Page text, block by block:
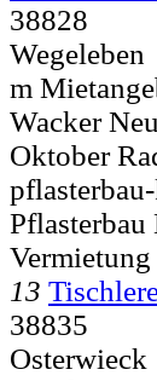
38828
Wegeleben
m
Wacker
Oktober
Vermietung
13
38835
Osterwieck